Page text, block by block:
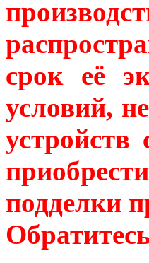
срок её
условий,
подделки